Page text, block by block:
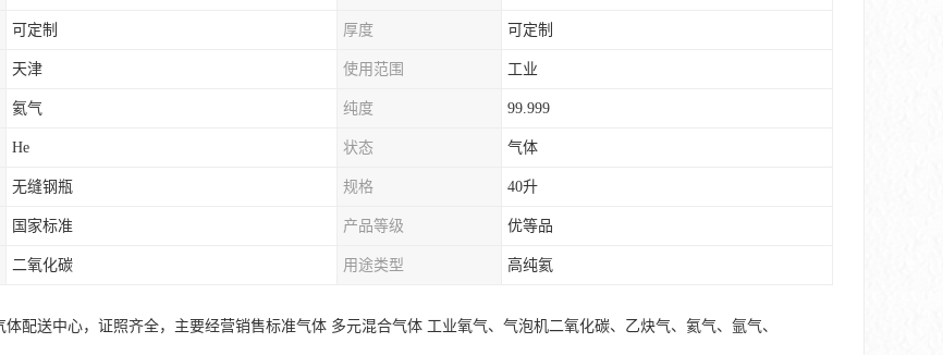
可定制 厚度 可定制
天津 使用范围 工业
氦气 纯度 99.999
He 状态 气体
无缝钢瓶 规格 40升
国家标准 产品等级 优等品
二氧化碳 用途类型 高纯氦
体配送中心，证照齐全，主要经营销售标准气体 多元混合气体 工业氧气、气泡机二氧化碳、乙炔气、氦气、氩气、